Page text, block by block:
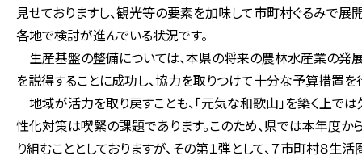
見せておりますし、観光等の要素を加味して市町村ぐるみで展
各地で検討が進んでいる状況です。
生産基盤の整備については、本県の将来の農林水産業の発
を説得することに成功し、協力を取りつけて十分な予算措置を
地域が活力を取り戻すことも、「元気な和歌山」を築く上で
性化対策は喫緊の課題であります。このため、県では本年度
り組むこととしておりますが、その第１弾として、７市町村８生